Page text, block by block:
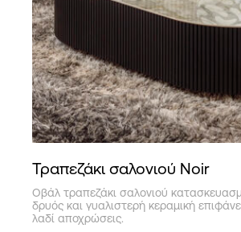
Τραπεζάκι σαλονιού Noir
Οβάλ τραπεζάκι σαλονιού
δρυός και γυαλιστερή κεραμική
λαδί αποχρώσεις.